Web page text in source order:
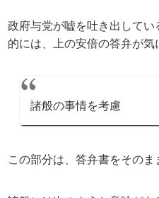
政府与党が嘘を吐き出してい
的には、上の安倍の答弁が気
諸般の事情を考慮
この部分は、答弁書をそのま